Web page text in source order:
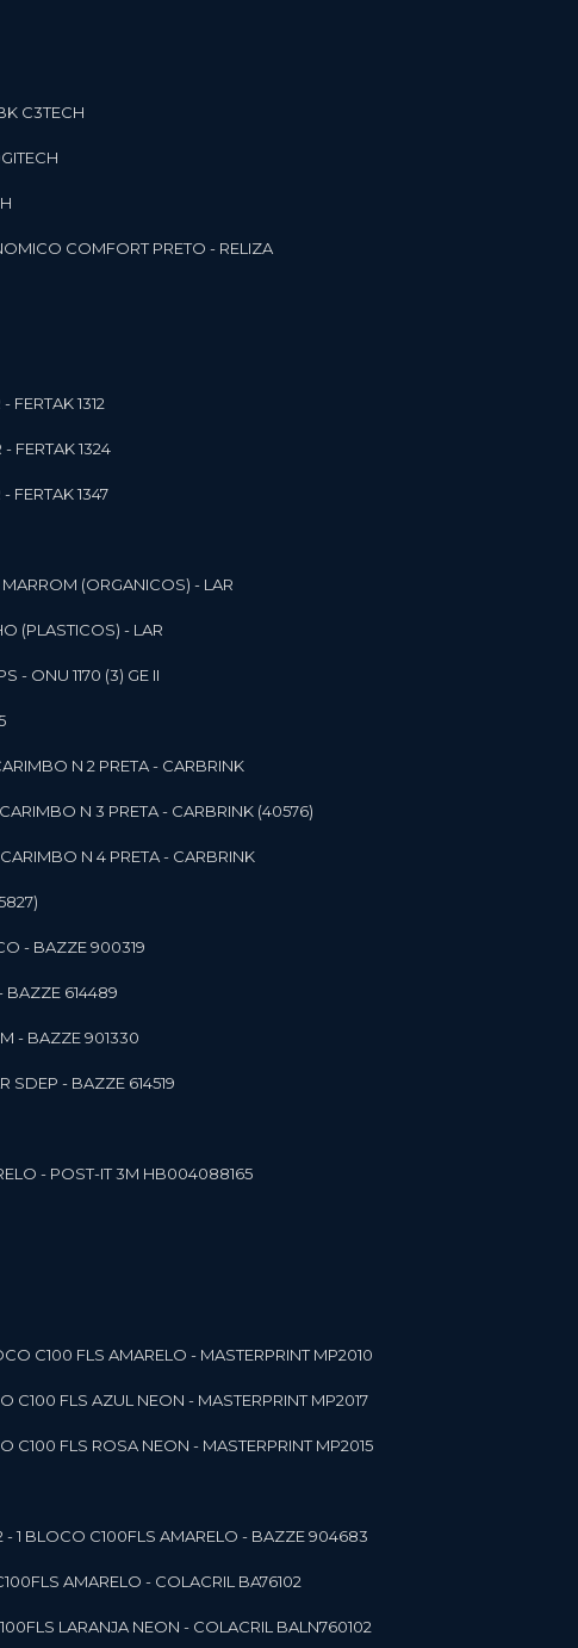
C3TECH
COMFORT PRETO - RELIZA
FERTAK 1312
FERTAK 1324
FERTAK 1347
MARROM (ORGANICOS) - LAR
(PLASTICOS) - LAR
- ONU 1170 (3) GE II
N 2 PRETA - CARBRINK
N 3 PRETA - CARBRINK (40576)
CARIMBO N 4 PRETA - CARBRINK
- BAZZE 900319
BAZZE 614489
- BAZZE 901330
SDEP - BAZZE 614519
- POST-IT 3M HB004088165
C100 FLS AMARELO - MASTERPRINT MP2010
C100 FLS AZUL NEON - MASTERPRINT MP2017
C100 FLS ROSA NEON - MASTERPRINT MP2015
- 1 BLOCO C100FLS AMARELO - BAZZE 904683
AMARELO - COLACRIL BA76102
LARANJA NEON - COLACRIL BALN760102